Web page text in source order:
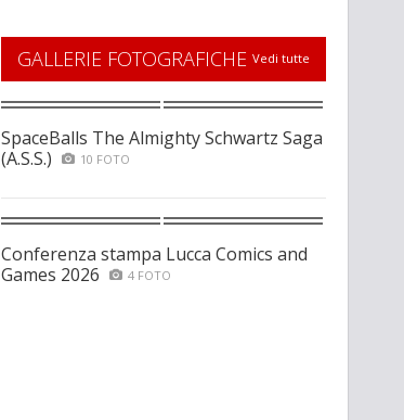
GALLERIE FOTOGRAFICHE Vedi tutte
SpaceBalls The Almighty Schwartz Saga
(A.S.S.)
10 FOTO
Conferenza stampa Lucca Comics and
Games 2026
4 FOTO